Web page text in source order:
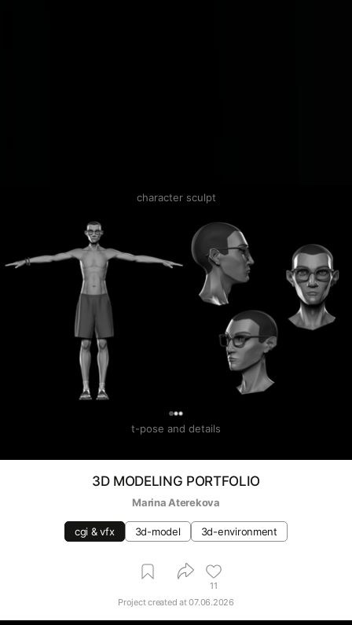
character sculpt
t-pose and details
3D MODELING PORTFOLIO
Marina Aterekova
cgi & vfx 3d-model 3d-environment
11
Project created at07.06.2026